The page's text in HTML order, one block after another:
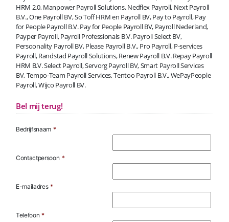
HRM 2.0, Manpower Payroll Solutions, Nedflex Payroll, Next Payroll
B.V., One Payroll BV, So Toff HRM en Payroll BV, Pay to Payroll, Pay
for People Payroll B.V. Pay for People Payroll BV, Payroll Nederland,
Payper Payroll, Payroll Professionals B.V. Payroll Select BV,
Persoonality Payroll BV, Please Payroll B.V., Pro Payroll, P-services
Payroll, Randstad Payroll Solutions, Renew Payroll B.V. Repay Payroll
HRM B.V. Select Payroll, Servorg Payroll BV, Smart Payroll Services
BV, Tempo-Team Payroll Services, Tentoo Payroll B.V., WePayPeople
Payroll, Wijco Payroll BV.
Bel mij terug!
Bedrijfsnaam *
Contactpersoon *
E-mailadres *
Telefoon *